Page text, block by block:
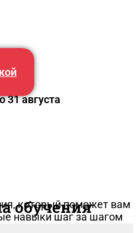
31 августа
обучения
который поможет вам
навыки шаг за шагом